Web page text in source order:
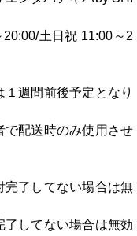
土日祝 11:00～2
週間前後予定となり
配送時のみ使用させ
了してない場合は無
してない場合は無効